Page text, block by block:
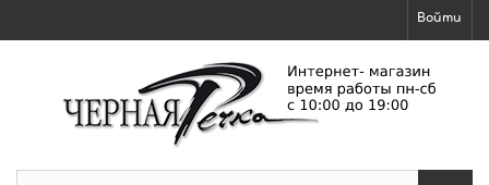
Войти